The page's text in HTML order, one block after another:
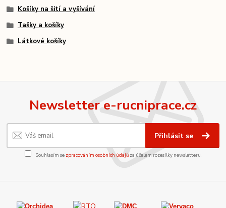
Košíky na šití a vyšívání
Tašky a košíky
Látkové košíky
Newsletter e-rucniprace.cz
Přihlásit se
Souhlasím se zpracováním osobních údajůza účelem rozesílky newsletteru.